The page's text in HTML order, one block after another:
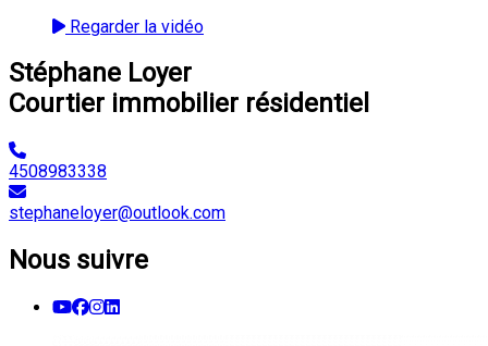
Regarder la vidéo
Stéphane Loyer
Courtier immobilier résidentiel
4508983338
stephaneloyer@outlook.com
Nous suivre